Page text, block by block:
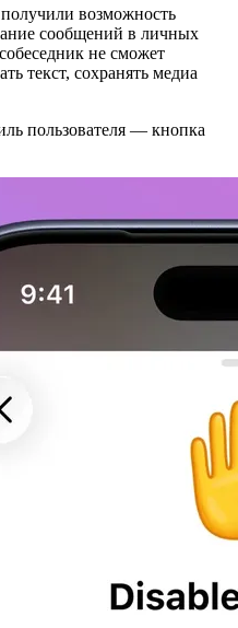
возможность
сообщений в личных
не сможет
текст, сохранять медиа
пользователя — кнопка